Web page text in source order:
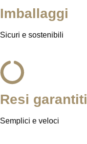
Imballaggi
Sicuri e sostenibili
Resi garantiti
Semplici e veloci